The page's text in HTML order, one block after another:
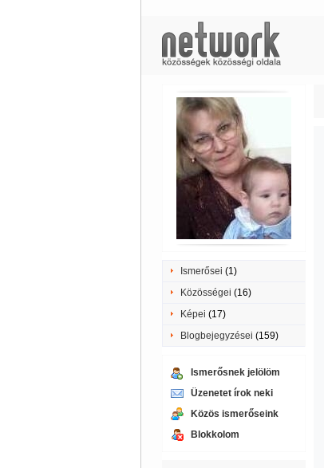
Ismerősei (1)
Közösségei (16)
Képei (17)
Blogbejegyzései (159)
Ismerősnek jelölöm
Üzenetet írok neki
Közös ismerőseink
Blokkolom